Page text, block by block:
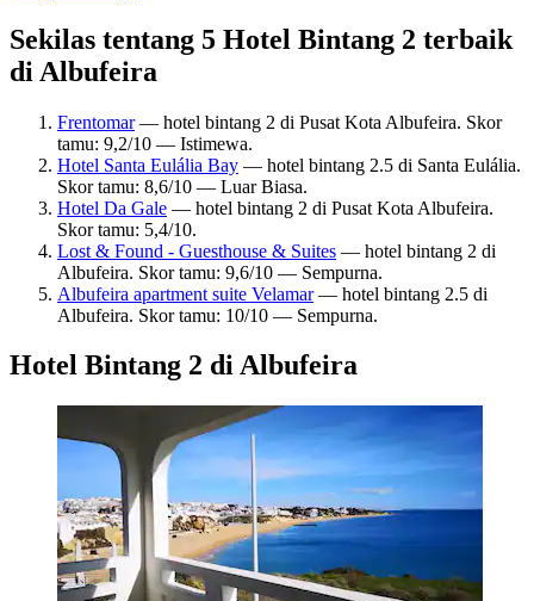
Sekilas tentang 5 Hotel Bintang 2 terbaik
di Albufeira
Frentomar— hotel bintang 2 di Pusat Kota Albufeira. Skor
tamu: 9,2/10 — Istimewa.
Hotel Santa Eulália Bay — hotel bintang 2.5 di Santa Eulália.
Skor tamu: 8,6/10 — Luar Biasa.
Hotel Da Gale — hotel bintang 2 di Pusat Kota Albufeira.
Skor tamu: 5,4/10.
Lost & Found - Guesthouse & Suites — hotel bintang 2 di
Albufeira. Skor tamu: 9,6/10 — Sempurna.
Albufeira apartment suite Velamar— hotel bintang 2.5 di
Albufeira. Skor tamu: 10/10 — Sempurna.
Hotel Bintang 2 di Albufeira